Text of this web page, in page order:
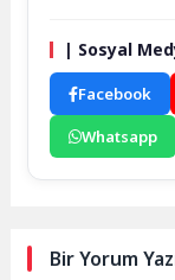
| Sosyal
Facebook
Whatsapp
Bir Yorum